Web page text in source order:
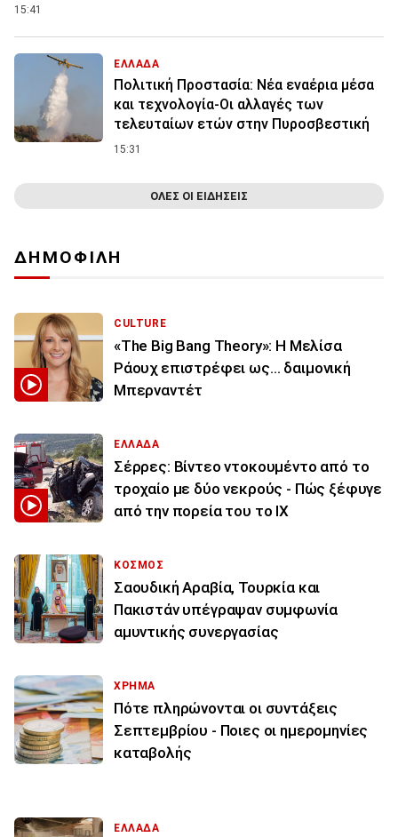
15:41
ΕΛΛΑΔΑ
Πολιτική Προστασία: Νέα εναέρια μέσα
και τεχνολογία-Οι αλλαγές των
τελευταίων ετών στην Πυροσβεστική
15:31
ΟΛΕΣ ΟΙ ΕΙΔΗΣΕΙΣ
ΔΗΜΟΦΙΛΗ
CULTURE
«The Big Bang Theory»: Η Μελίσα
Ράουχ επιστρέφει ως… δαιμονική
Μπερναντέτ
ΕΛΛΑΔΑ
Σέρρες: Βίντεο ντοκουμέντο από το
τροχαίο με δύο νεκρούς - Πώς ξέφυγε
από την πορεία του το ΙΧ
ΚΟΣΜΟΣ
Σαουδική Αραβία, Τουρκία και
Πακιστάν υπέγραψαν συμφωνία
αμυντικής συνεργασίας
ΧΡΗΜΑ
Πότε πληρώνονται οι συντάξεις
Σεπτεμβρίου - Ποιες οι ημερομηνίες
καταβολής
ΕΛΛΑΔΑ